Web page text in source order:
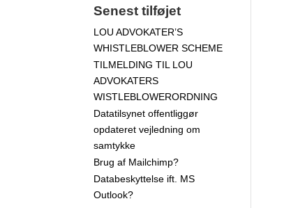
Senest tilføjet
LOU ADVOKATER’S
WHISTLEBLOWER SCHEME
TILMELDING TIL LOU
ADVOKATERS
WISTLEBLOWERORDNING
Datatilsynet offentliggør
opdateret vejledning om
samtykke
Brug af Mailchimp?
Databeskyttelse ift. MS
Outlook?